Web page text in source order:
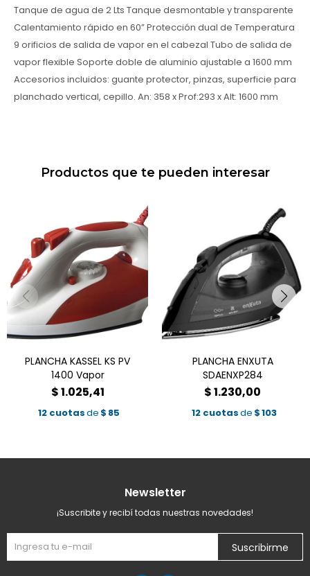
Tanque de agua de 2 Lts Tanque desmontable y transparente
Calentamiento rápido en 60” Protección dual de Temperatura
9 orificios de salida de vapor en el cabezal Tubo de salida de
vapor flexible Soporte doble de aluminio ajustable a 1600 mm
Accesorios incluidos: guante protector, pinzas, superficie para
planchado vertical, cepillo. An: 358 x Prof:293 x Alt: 1600 mm
Productos que te pueden interesar
PLANCHA KASSEL KS PV
1400 Vapor
$1.025,41
12 cuotasde $ 85
PLANCHA ENXUTA
SDAENXP284
$1.230,00
12 cuotasde $103
Newsletter
¡Suscribite y recibí todas nuestras novedades!
Suscribirme